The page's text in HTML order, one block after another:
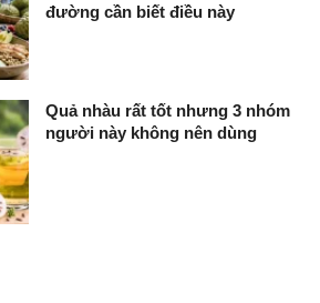
đường cần biết điều này
Quả nhàu rất tốt nhưng 3 nhóm
người này không nên dùng